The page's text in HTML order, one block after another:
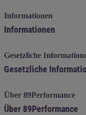
Informationen
Informationen
Gesetzliche
Gesetzliche
Über 89Performance
Über 89Performance